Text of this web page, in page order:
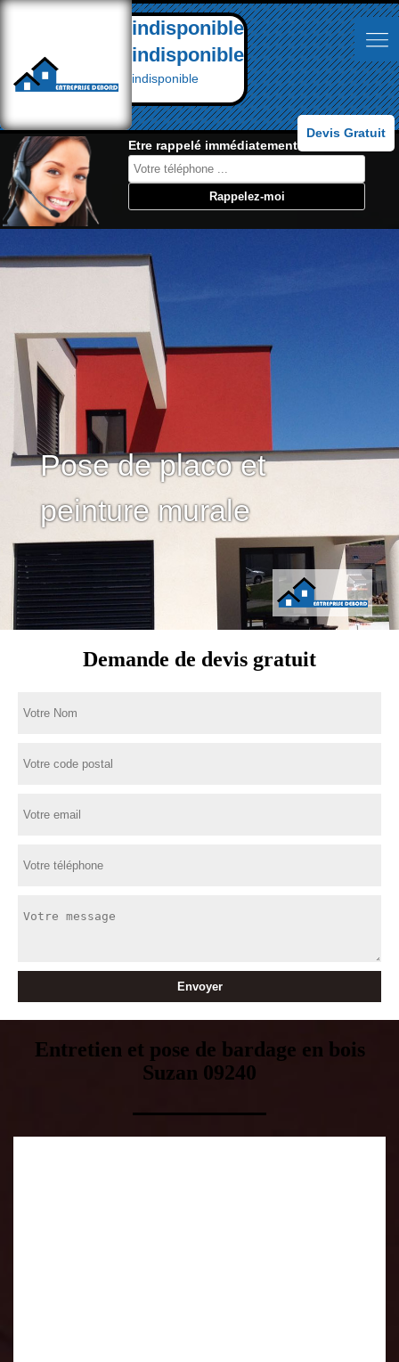
indisponible
indisponible
indisponible
Devis Gratuit
Etre rappelé immédiatement:
Pose de placo et
peinture murale
Demande de devis gratuit
Entretien et pose de bardage en bois
Suzan 09240